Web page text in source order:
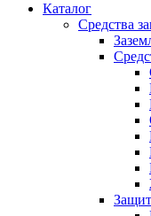
Каталог
Средства